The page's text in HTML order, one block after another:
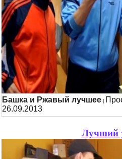
Башка и Ржавый лучшее
26.09.2013
Лучший